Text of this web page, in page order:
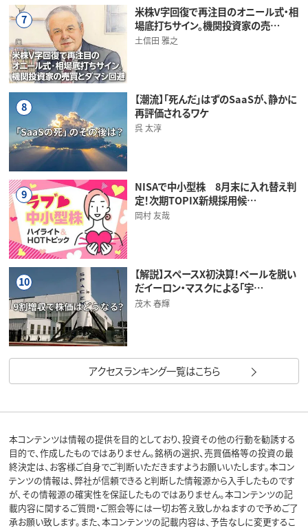
7
米株V字回復で再注目のオニール式・相
場底打ちサイン。機関投資家の売…
土信田 雅之
8
【潮流】「死んだ」はずのSaaSが、静かに
再評価されるワケ
呉 太淳
9
NISAで中小型株 8月末に入れ替え判
定！次期TOPIX新規採用候…
岡村 友哉
10
【解説】スペースX初決算！ベールを脱い
だイーロン・マスクによる「宇…
茂木 春輝
アクセスランキング一覧はこちら
本コンテンツは情報の提供を目的としており、投資その他の行動を勧誘する
目的で、作成したものではありません。銘柄の選択、売買価格等の投資の最
終決定は、お客様ご自身でご判断いただきますようお願いいたします。本コン
テンツの情報は、弊社が信頼できると判断した情報源から入手したものです
が、その情報源の確実性を保証したものではありません。本コンテンツの記
載内容に関するご質問・ご照会等には一切お答え致しかねますので予めご了
承お願い致します。また、本コンテンツの記載内容は、予告なしに変更するこ